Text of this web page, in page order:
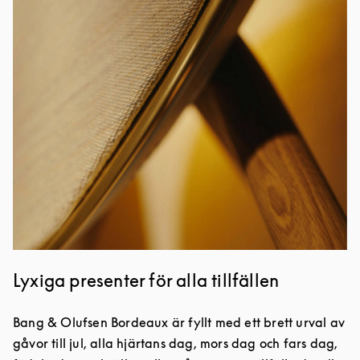
Lyxiga presenter för alla tillfällen
Bang & Olufsen Bordeaux är fyllt med ett brett urval av
gåvor till jul, alla hjärtans dag, mors dag och fars dag,